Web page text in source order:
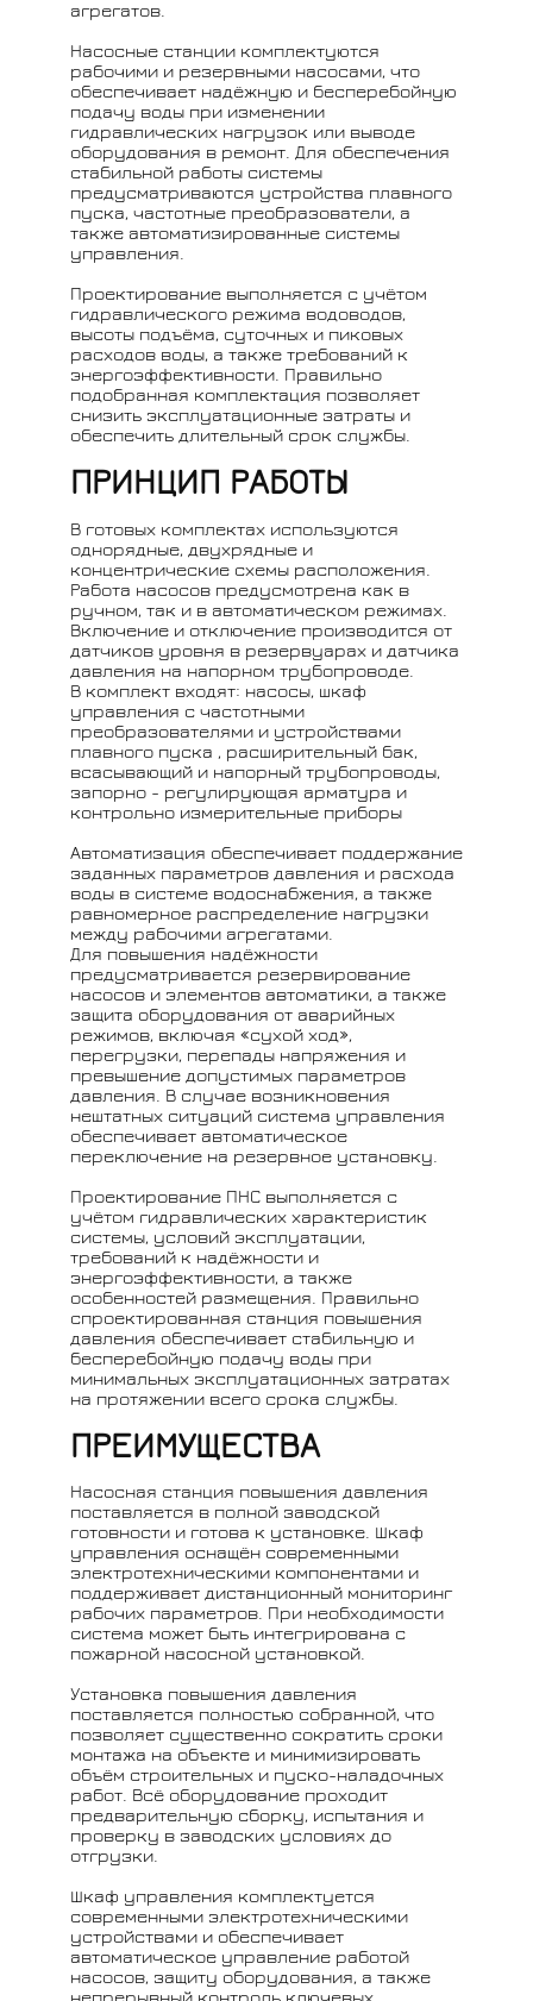
агрегатов.
Насосные станции комплектуются
рабочими и резервными насосами, что
обеспечивает надёжную и бесперебойную
подачу воды при изменении
гидравлических нагрузок или выводе
оборудования в ремонт. Для обеспечения
стабильной работы системы
предусматриваются устройства плавного
пуска, частотные преобразователи, а
также автоматизированные системы
управления.
Проектирование выполняется с учётом
гидравлического режима водоводов,
высоты подъёма, суточных и пиковых
расходов воды, а также требований к
энергоэффективности. Правильно
подобранная комплектация позволяет
снизить эксплуатационные затраты и
обеспечить длительный срок службы.
ПРИНЦИП РАБОТЫ
В готовых комплектах используются
однорядные, двухрядные и
концентрические схемы расположения.
Работа насосов предусмотрена как в
ручном, так и в автоматическом режимах.
Включение и отключение производится от
датчиков уровня в резервуарах и датчика
давления на напорном трубопроводе.
В комплект входят: насосы, шкаф
управления с частотными
преобразователями и устройствами
плавного пуска , расширительный бак,
всасывающий и напорный трубопроводы,
запорно - регулирующая арматура и
контрольно измерительные приборы
Автоматизация обеспечивает поддержание
заданных параметров давления и расхода
воды в системе водоснабжения, а также
равномерное распределение нагрузки
между рабочими агрегатами.
Для повышения надёжности
предусматривается резервирование
насосов и элементов автоматики, а также
защита оборудования от аварийных
режимов, включая «сухой ход»,
перегрузки, перепады напряжения и
превышение допустимых параметров
давления. В случае возникновения
нештатных ситуаций система управления
обеспечивает автоматическое
переключение на резервное установку.
Проектирование ПНС выполняется с
учётом гидравлических характеристик
системы, условий эксплуатации,
требований к надёжности и
энергоэффективности, а также
особенностей размещения. Правильно
спроектированная станция повышения
давления обеспечивает стабильную и
бесперебойную подачу воды при
минимальных эксплуатационных затратах
на протяжении всего срока службы.
ПРЕИМУЩЕСТВА
Насосная станция повышения давления
поставляется в полной заводской
готовности и готова к установке. Шкаф
управления оснащён современными
электротехническими компонентами и
поддерживает дистанционный мониторинг
рабочих параметров. При необходимости
система может быть интегрирована с
пожарной насосной установкой.
Установка повышения давления
поставляется полностью собранной, что
позволяет существенно сократить сроки
монтажа на объекте и минимизировать
объём строительных и пуско-наладочных
работ. Всё оборудование проходит
предварительную сборку, испытания и
проверку в заводских условиях до
отгрузки.
Шкаф управления комплектуется
современными электротехническими
устройствами и обеспечивает
автоматическое управление работой
насосов, защиту оборудования, а также